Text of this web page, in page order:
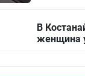
В
женщина